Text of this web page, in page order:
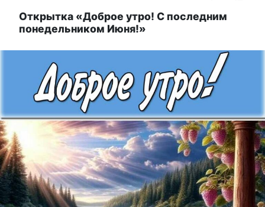
Открытка «Доброе утро! С последним
понедельником Июня!»